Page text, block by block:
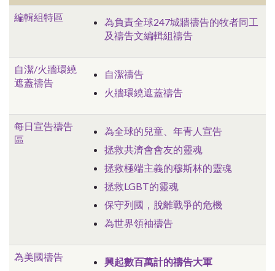
編輯組特區
為負責全球247城牆禱告的牧者同工
及禱告文編輯組禱告
自潔/火牆環繞
遮蓋禱告
自潔禱告
火牆環繞遮蓋禱告
每日宣告禱告
區
為全球的兒童、年青人宣告
拯救共濟會會友的靈魂
拯救極端主義的穆斯林的靈魂
拯救LGBT的靈魂
保守列國，脫離戰爭的危機
為世界領袖禱告
為美國禱告 興起數百萬計的禱告大軍